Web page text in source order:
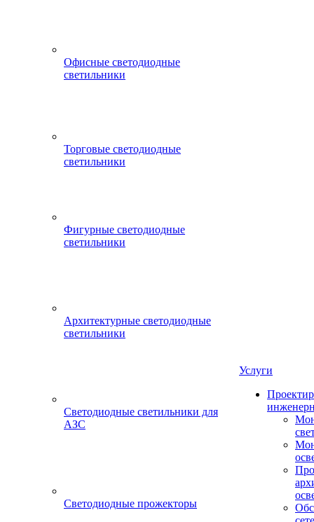
Офисные светодиодные
светильники
Торговые светодиодные
светильники
Фигурные светодиодные
светильники
Архитектурные светодиодные
светильники
Светодиодные светильники для
АЗС
Светодиодные прожекторы
Услуги